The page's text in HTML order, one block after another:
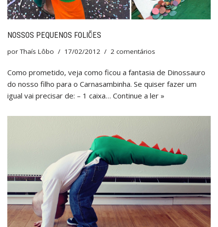
NOSSOS PEQUENOS FOLIÕES
porThaís Lôbo 17/02/2012 2 comentários
Como prometido, veja como ficou a fantasia de Dinossauro
do nosso filho para o Carnasambinha. Se quiser fazer um
igual vai precisar de: – 1 caixa… Continue a ler »